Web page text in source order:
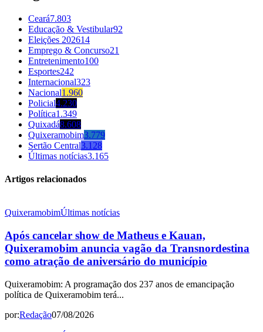
Ceará7.803
Educação & Vestibular92
Eleições 202614
Emprego & Concurso21
Entretenimento100
Esportes242
Internacional323
Nacional1.960
Policial4.230
Política1.349
Quixadá8.608
Quixeramobim3.779
Sertão Central3.128
Últimas notícias3.165
Artigos relacionados
QuixeramobimÚltimas notícias
Após cancelar show de Matheus e Kauan,
Quixeramobim anuncia vagão da Transnordestina
como atração de aniversário do município
Quixeramobim: A programação dos 237 anos de emancipação
política de Quixeramobim terá...
por:Redação07/08/2026